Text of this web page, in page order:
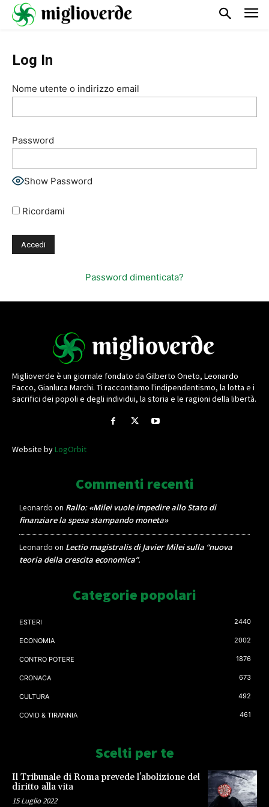
Log In
Nome utente o indirizzo email
Password
Show Password
Ricordami
Password dimenticata?
Miglioverde è un giornale fondato da Gilberto Oneto, Leonardo
Facco, Gianluca Marchi. Ti raccontiamo l'indipendentismo, la lotta e i
sacrifici dei popoli e degli individui, la storia e le ragioni della libertà.
Website byLogOrbit
Commenti recenti
Leonardo on Rallo: «Milei vuole impedire allo Stato di
finanziare la spesa stampando moneta»
Leonardo on Lectio magistralis di Javier Milei sulla “nuova
teoria della crescita economica”.
Categorie popolari
ESTERI 2440
ECONOMIA 2002
CONTRO POTERE 1876
CRONACA 673
CULTURA 492
COVID & TIRANNIA 461
Scelti per te
Il Tribunale di Roma prevede l’abolizione del
diritto alla vita
15 Luglio 2022